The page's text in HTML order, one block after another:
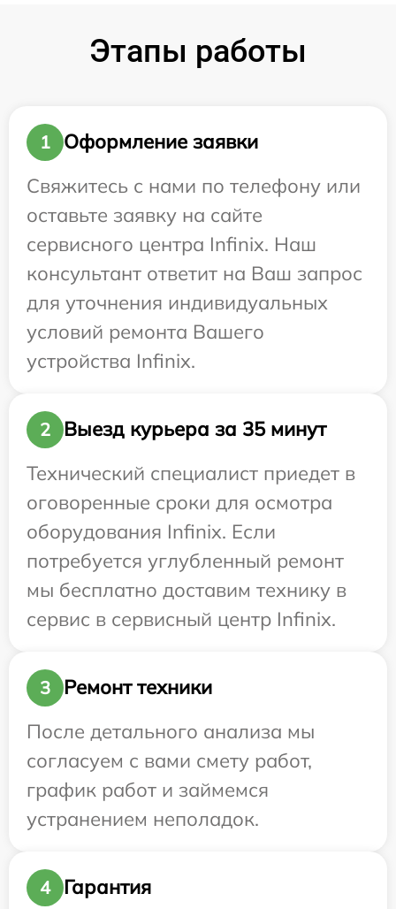
Этапы работы
1
Оформление заявки
Свяжитесь с нами по телефону или
оставьте заявку на сайте
сервисного центра Infinix. Наш
консультант ответит на Ваш запрос
для уточнения индивидуальных
условий ремонта Вашего
устройства Infinix.
2
Выезд курьера за 35 минут
Технический специалист приедет в
оговоренные сроки для осмотра
оборудования Infinix. Если
потребуется углубленный ремонт
мы бесплатно доставим технику в
сервис в сервисный центр Infinix.
3
Ремонт техники
После детального анализа мы
согласуем с вами смету работ,
график работ и займемся
устранением неполадок.
4 Гарантия